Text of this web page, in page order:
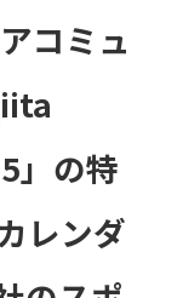
コミュ
」の特
レンダ